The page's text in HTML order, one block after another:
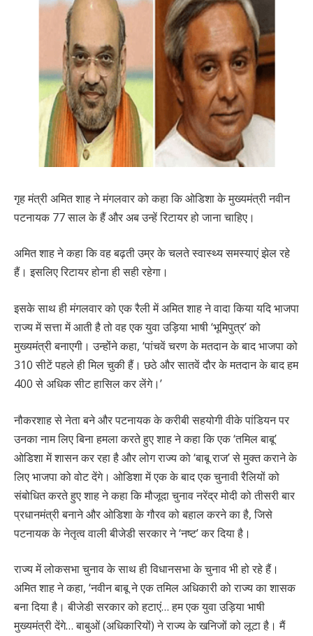
गृह मंत्री अमित शाह ने मंगलवार को कहा कि ओडिशा के मुख्यमंत्री नवीन
पटनायक 77 साल के हैं और अब उन्हें रिटायर हो जाना चाहिए।
अमित शाह ने कहा कि वह बढ़ती उम्र के चलते स्वास्थ्य समस्याएं झेल रहे
हैं। इसलिए रिटायर होना ही सही रहेगा।
इसके साथ ही मंगलवार को एक रैली में अमित शाह ने वादा किया यदि भाजपा
राज्य में सत्ता में आती है तो वह एक युवा उड़िया भाषी ‘भूमिपुत्र’ को
मुख्यमंत्री बनाएगी। उन्होंने कहा, ‘पांचवें चरण के मतदान के बाद भाजपा को
310 सीटें पहले ही मिल चुकी हैं। छठे और सातवें दौर के मतदान के बाद हम
400 से अधिक सीट हासिल कर लेंगे।’
नौकरशाह से नेता बने और पटनायक के करीबी सहयोगी वीके पांडियन पर
उनका नाम लिए बिना हमला करते हुए शाह ने कहा कि एक ‘तमिल बाबू’
ओडिशा में शासन कर रहा है और लोग राज्य को ‘बाबू राज’ से मुक्त कराने के
लिए भाजपा को वोट देंगे। ओडिशा में एक के बाद एक चुनावी रैलियों को
संबोधित करते हुए शाह ने कहा कि मौजूदा चुनाव नरेंद्र मोदी को तीसरी बार
प्रधानमंत्री बनाने और ओडिशा के गौरव को बहाल करने का है, जिसे
पटनायक के नेतृत्व वाली बीजेडी सरकार ने ‘नष्ट’ कर दिया है।
राज्य में लोकसभा चुनाव के साथ ही विधानसभा के चुनाव भी हो रहे हैं।
अमित शाह ने कहा, ‘नवीन बाबू ने एक तमिल अधिकारी को राज्य का शासक
बना दिया है। बीजेडी सरकार को हटाएं… हम एक युवा उड़िया भाषी
मुख्यमंत्री देंगे… बाबुओं (अधिकारियों) ने राज्य के खनिजों को लूटा है। मैं